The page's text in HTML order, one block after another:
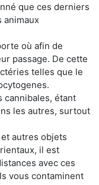
que ces derniers
animaux
où afin de
passage. De cette
telles que le
cannibales, étant
les autres, surtout
autres objets
il est
avec ces
vous contaminent